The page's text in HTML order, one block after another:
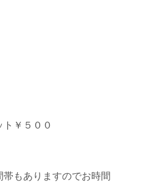
￥５００
もありますのでお時間